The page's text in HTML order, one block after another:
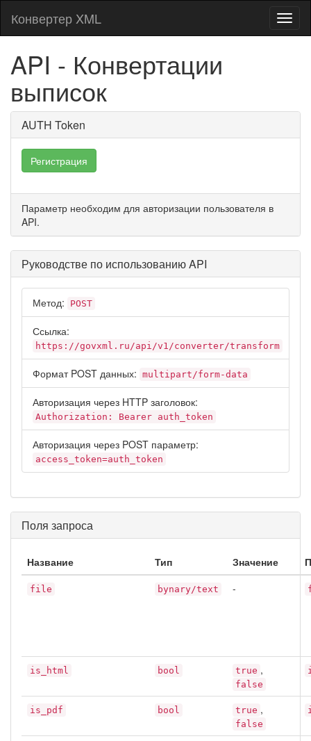
Конвертер XML
API - Конвертации
выписок
AUTH Token
Регистрация
Параметр необходим для авторизации пользователя в
API.
Руководстве по использованию API
Метод: POST
Ссылка:
https://govxml.ru/api/v1/converter/transform
Формат POST данных: multipart/form-data
Авторизация через HTTP заголовок:
Authorization: Bearer auth_token
Авторизация через POST параметр:
access_token=auth_token
Поля запроса
Название Тип Значение
file bynary/text -
is_html bool true ,
false
is_pdf bool true ,
false